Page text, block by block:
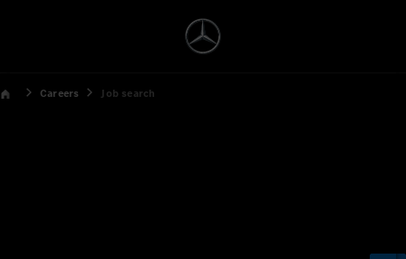
Careers Job search